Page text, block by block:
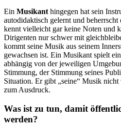
Ein Musikanthingegen hat sein
autodidaktisch gelernt und
kennt vielleicht gar keine Noten und
Dirigenten nur schwer mit
kommt seine Musik aus seinem
gewachsen ist. Ein Musikant spielt
abhängig von der jeweiligen
Stimmung, der Stimmung seines
Situation. Er gibt „seine“ Musik
zum Ausdruck.
Was ist zu tun, damit
werden?